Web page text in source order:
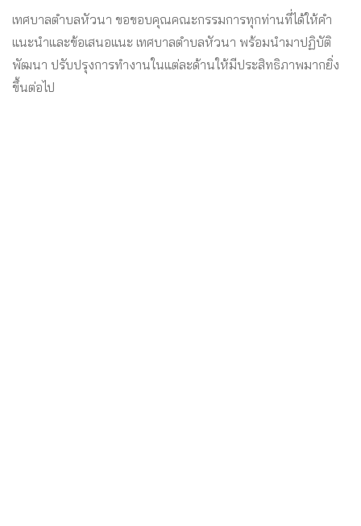
เทศบาลตำบลหัวนา ขอขอบคุณคณะกรรมการทุกท่านที่ได้ให้คำ
แนะนำและข้อเสนอแนะ เทศบาลตำบลหัวนา พร้อมนำมาปฏิบัติ
พัฒนา ปรับปรุงการทำงานในแต่ละด้านให้มีประสิทธิภาพมากยิ่ง
ขึ้นต่อไป